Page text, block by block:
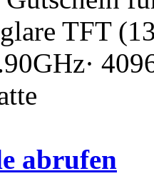
TFT
abrufen